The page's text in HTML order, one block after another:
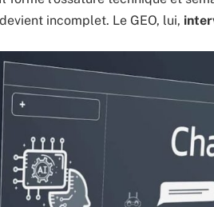
incomplet. Le GEO, lui,